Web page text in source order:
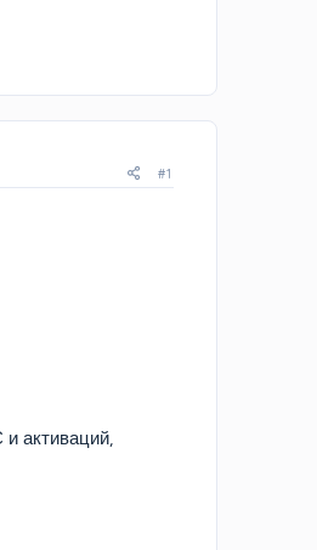
#1
активаций,